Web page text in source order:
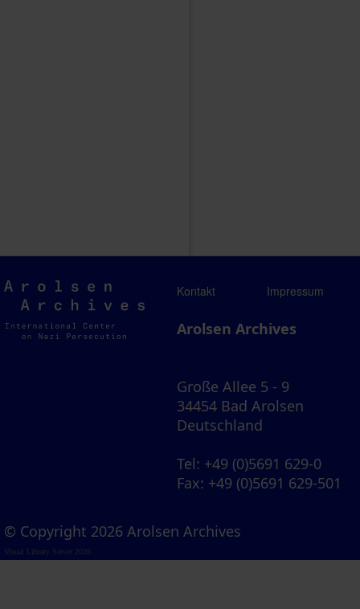
Arolsen
Archives
Kontakt Impressum
Arolsen Archives
Große Allee 5 - 9
34454 Bad Arolsen
Deutschland
Tel: +49 (0)5691 629-0
Fax: +49 (0)5691 629-501
© Copyright 2026 Arolsen Archives
Visual Library Server 2026